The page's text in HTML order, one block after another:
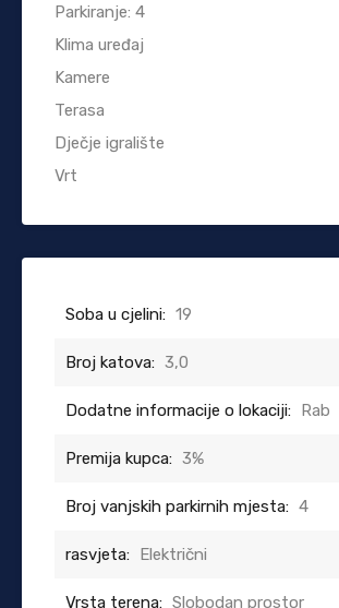
Parkiranje: 4
Klima uređaj
Kamere
Terasa
Dječje igralište
Vrt
Soba u cjelini: 19
Broj katova: 3,0
Dodatne informacije o lokaciji: Rab
Premija kupca: 3%
Broj vanjskih parkirnih mjesta: 4
rasvjeta: Električni
Vrsta terena: Slobodan prostor